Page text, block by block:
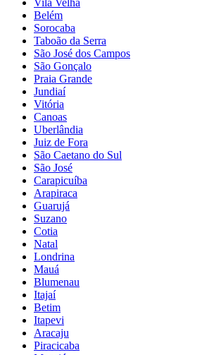
Belém
Sorocaba
Taboão da Serra
São José dos Campos
São Gonçalo
Praia Grande
Jundiaí
Vitória
Canoas
Uberlândia
Juiz de Fora
São Caetano do Sul
São José
Carapicuíba
Arapiraca
Guarujá
Suzano
Cotia
Natal
Londrina
Mauá
Blumenau
Itajaí
Betim
Itapevi
Aracaju
Piracicaba